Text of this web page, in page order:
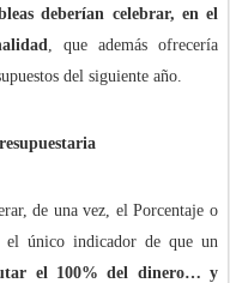
deberían celebrar, en el
, que además ofrecería
del siguiente año.
de una vez, el Porcentaje o
el único indicador de que un
el 100% del dinero… y